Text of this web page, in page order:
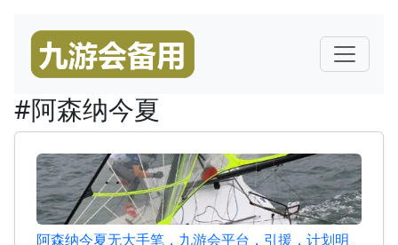
#阿森纳今夏
阿森纳今夏无大手笔，九游会平台，引援，计划明